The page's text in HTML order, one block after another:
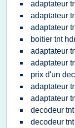
adaptateur
adaptateur
adaptateur
boitier tnt
adaptateur
adaptateur
prix d'un
adaptateur
adaptateur
decodeur
decodeur